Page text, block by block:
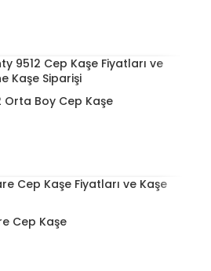
Boy Cep Kaşe
Cep Kaşe